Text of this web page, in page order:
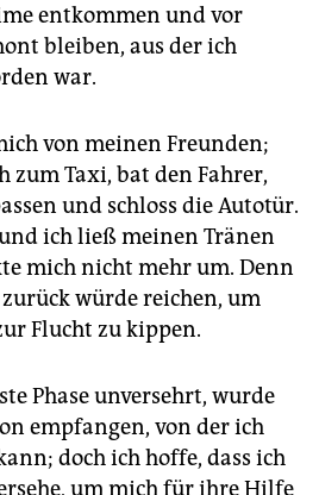
entkommen und vor
bleiben, aus der ich
war.
von meinen Freunden;
zum Taxi, bat den Fahrer,
und schloss die Autotür.
ich ließ meinen Tränen
mich nicht mehr um. Denn
würde reichen, um
Flucht zu kippen.
Phase unversehrt, wurde
empfangen, von der ich
doch ich hoffe, dass ich
um mich für ihre Hilfe